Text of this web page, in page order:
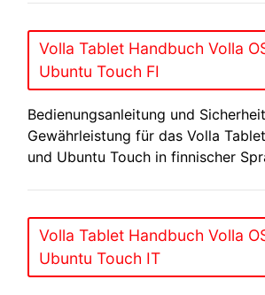
Volla Tablet Handbuch Volla
Ubuntu Touch FI
Bedienungsanleitung und
Gewährleistung für das Volla
und Ubuntu Touch in finnischer
Volla Tablet Handbuch Volla
Ubuntu Touch IT